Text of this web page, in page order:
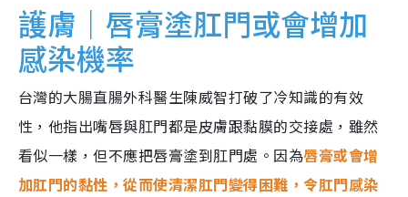
護膚｜唇膏塗肛門或會增加
感染機率
台灣的大腸直腸外科醫生陳威智打破了冷知識的有效
性，他指出嘴唇與肛門都是皮膚跟黏膜的交接處，雖然
看似一樣，但不應把唇膏塗到肛門處。因為唇膏或會增
加肛門的黏性，從而使清潔肛門變得困難，令肛門感染